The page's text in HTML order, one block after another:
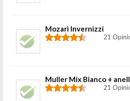
Mozarì Invernizzi
21
Muller Mix Bianco +
21